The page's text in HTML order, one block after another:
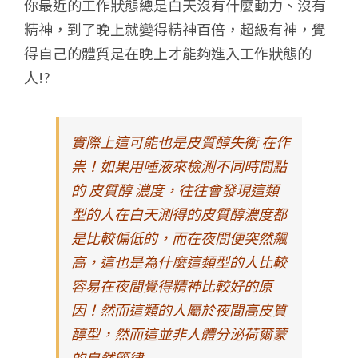
你最近的工作狀態總是白天沒有什麼動力、沒有
精神，到了晚上就變得精神百倍，超級有神，覺
得自己的體質是在晚上才能夠進入工作狀態的
人!?
實際上這可能也是皮質醇失衡 在作
祟！如果用唾液來檢測不同時間點
的 皮質醇 濃度，往往會發現這類
型的人在白天測得的皮質醇濃度都
是比較偏低的，而在夜間便突然飆
高，這也是為什麼這類型的人比較
容易在夜間覺得精神比較好的原
因！然而這類的人屬於夜間高皮質
醇型，然而這並非人體分泌荷爾蒙